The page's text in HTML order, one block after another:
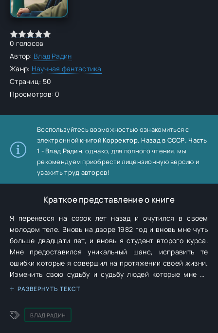
0 голосов
Автор: Влад Радин
Жанр: Научная фантастика
Страниц: 50
Просмотров: 0
Воспользуйтесь возможностью ознакомиться с
электронной книгой Корректор. Назад в СССР. Часть
1 - Влад Радин, однако, для полного чтения, мы
рекомендуем приобрести лицензионную версию и
уважить труд авторов!
Краткое представление о книге
Я перенесся на сорок лет назад и очутился в своем
молодом теле. Вновь на дворе 1982 год и вновь мне чуть
больше двадцати лет, и вновь я студент второго курса.
Мне предоставился уникальный шанс, исправить те
ошибки которые я совершил на протяжении своей жизни.
Изменить свою судьбу и судьбу людей которые мне не
безразличны.
РАЗВЕРНУТЬ ТЕКСТ
ВЛАД РАДИН